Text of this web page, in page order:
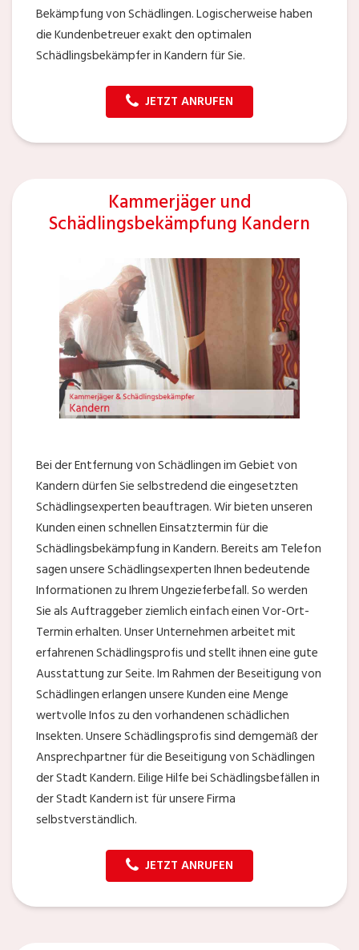
Bekämpfung von Schädlingen. Logischerweise haben
die Kundenbetreuer exakt den optimalen
Schädlingsbekämpfer in Kandern für Sie.
JETZT ANRUFEN
Kammerjäger und
Schädlingsbekämpfung Kandern
Bei der Entfernung von Schädlingen im Gebiet von
Kandern dürfen Sie selbstredend die eingesetzten
Schädlingsexperten beauftragen. Wir bieten unseren
Kunden einen schnellen Einsatztermin für die
Schädlingsbekämpfung in Kandern. Bereits am Telefon
sagen unsere Schädlingsexperten Ihnen bedeutende
Informationen zu Ihrem Ungezieferbefall. So werden
Sie als Auftraggeber ziemlich einfach einen Vor-Ort-
Termin erhalten. Unser Unternehmen arbeitet mit
erfahrenen Schädlingsprofis und stellt ihnen eine gute
Ausstattung zur Seite. Im Rahmen der Beseitigung von
Schädlingen erlangen unsere Kunden eine Menge
wertvolle Infos zu den vorhandenen schädlichen
Insekten. Unsere Schädlingsprofis sind demgemäß der
Ansprechpartner für die Beseitigung von Schädlingen
der Stadt Kandern. Eilige Hilfe bei Schädlingsbefällen in
der Stadt Kandern ist für unsere Firma
selbstverständlich.
JETZT ANRUFEN